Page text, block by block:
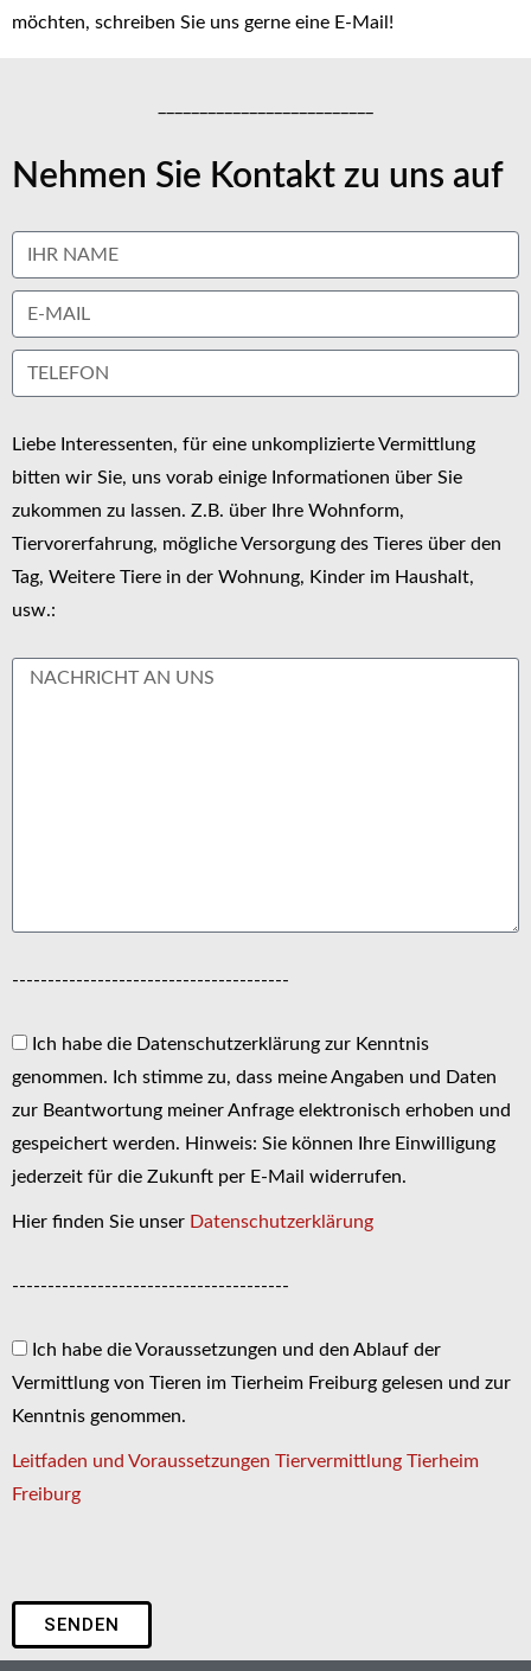
möchten, schreiben Sie uns gerne eine E-Mail!
Nehmen Sie Kontakt zu uns auf
Liebe Interessenten, für eine unkomplizierte Vermittlung
bitten wir Sie, uns vorab einige Informationen über Sie
zukommen zu lassen. Z.B. über Ihre Wohnform,
Tiervorerfahrung, mögliche Versorgung des Tieres über den
Tag, Weitere Tiere in der Wohnung, Kinder im Haushalt,
usw.:
---------------------------------------
Ich habe die Datenschutzerklärung zur Kenntnis
genommen. Ich stimme zu, dass meine Angaben und Daten
zur Beantwortung meiner Anfrage elektronisch erhoben und
gespeichert werden. Hinweis: Sie können Ihre Einwilligung
jederzeit für die Zukunft per E-Mail widerrufen.
Hier finden Sie unser Datenschutzerklärung
---------------------------------------
Ich habe die Voraussetzungen und den Ablauf der
Vermittlung von Tieren im Tierheim Freiburg gelesen und zur
Kenntnis genommen.
Leitfaden und Voraussetzungen Tiervermittlung Tierheim
Freiburg
SENDEN